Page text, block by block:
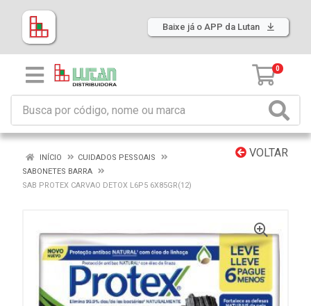
Baixe já o APP da Lutan
0
VOLTAR
INÍCIO
CUIDADOS PESSOAIS
SABONETES BARRA
SAB PROTEX CARVAO DETOX L6P5 6X85GR(12)